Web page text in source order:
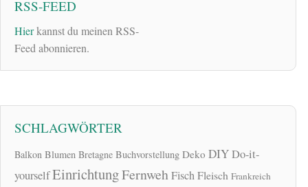
RSS-FEED
Hierkannst du meinen RSS-
Feed abonnieren.
SCHLAGWÖRTER
Balkon Blumen Bretagne Buchvorstellung Deko DIYDo-it-
yourselfEinrichtungFernwehFischFleisch Frankreich